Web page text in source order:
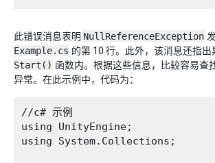
此错误消息表明 NullReferenceException
Example.cs 的第 10 行。此外，该消息还指出
Start() 函数内。根据这些信息，比较容易查
异常。在此示例中，代码为：
//c# 示例
using UnityEngine;
using System.Collections;